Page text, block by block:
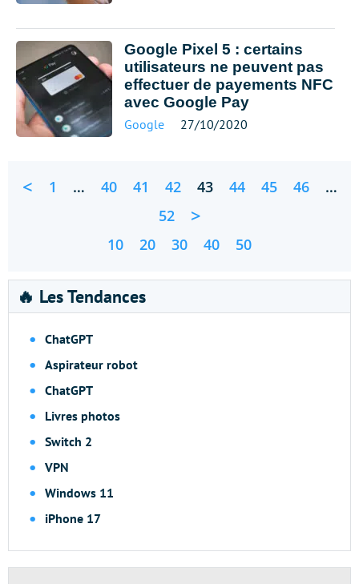
Google Pixel 5 : certains
utilisateurs ne peuvent pas
effectuer de payements NFC
avec Google Pay
Google 27/10/2020
< 1 … 40 41 42 43 44 45 46
…
52
>
10 20 30 40 50
🔥 Les Tendances
ChatGPT
Aspirateur robot
ChatGPT
Livres photos
Switch 2
VPN
Windows 11
iPhone 17